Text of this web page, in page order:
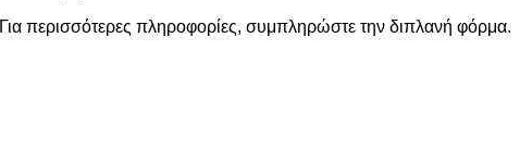
Για περισσότερες πληροφορίες, συμπληρώστε την διπλανή φόρμα.